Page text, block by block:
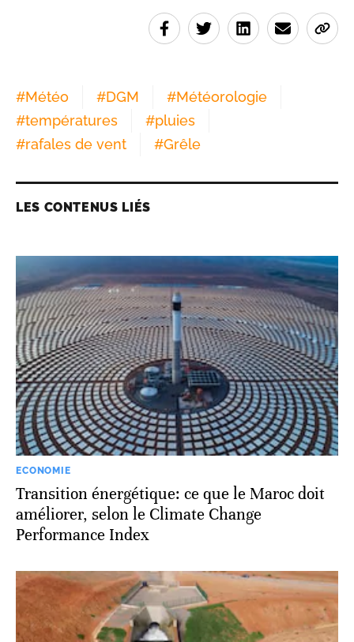
#Météo #DGM #Météorologie
#températures #pluies
#rafales de vent #Grêle
LES CONTENUS LIÉS
ECONOMIE
Transition énergétique: ce que le Maroc doit
améliorer, selon le Climate Change
Performance Index